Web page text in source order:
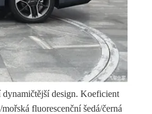
design. Koeficient
fluorescenční šedá/černá